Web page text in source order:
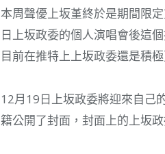
本周聲優上坂堇終於是期間限
日上坂政委的個人演唱會後這
目前在推特上上坂政委還是積
12月19日上坂政委將迎來自己
籍公開了封面，封面上的上坂